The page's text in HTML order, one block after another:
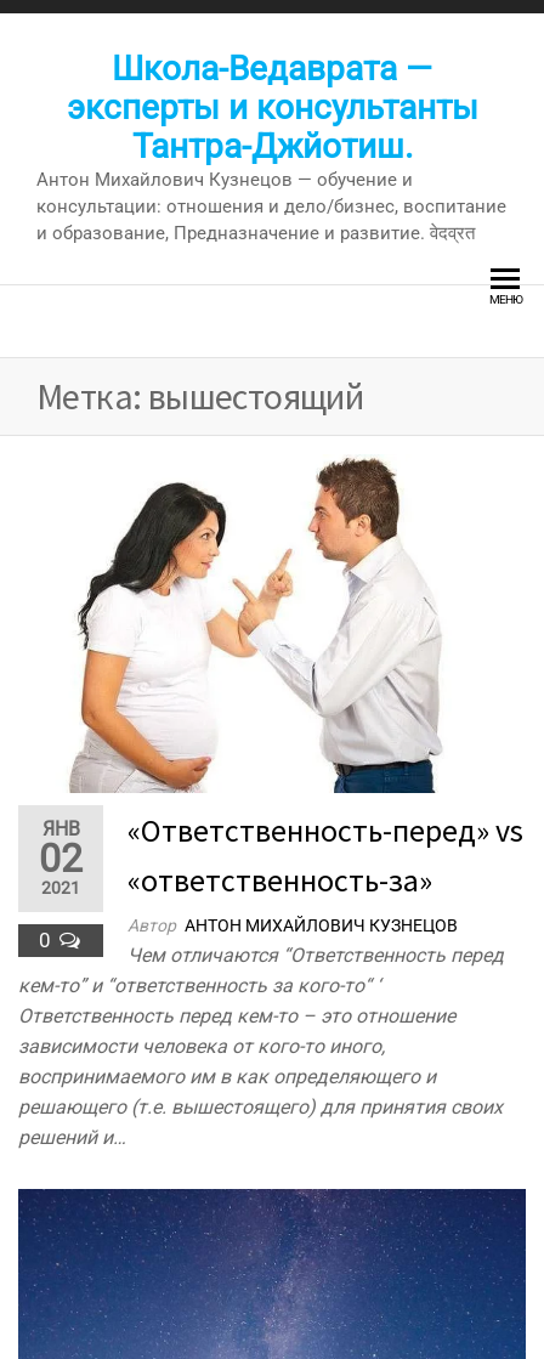
Перейти
Школа-Ведаврата —
эксперты и консультанты
Тантра-Джйотиш.
Антон Михайлович Кузнецов — обучение и
консультации: отношения и дело/бизнес, воспитание
и образование, Предназначение и развитие. वेदव्रत
МЕНЮ
Метка: вышестоящий
ЯНВ
02
2021
0
«Ответственность-перед» vs
«ответственность-за»
Автор АНТОН МИХАЙЛОВИЧ КУЗНЕЦОВ
Чем отличаются “Ответственность перед
кем-то” и “ответственность за кого-то“ ‘
Ответственность перед кем-то – это отношение
зависимости человека от кого-то иного,
воспринимаемого им в как определяющего и
решающего (т.е. вышестоящего) для принятия своих
решений и…